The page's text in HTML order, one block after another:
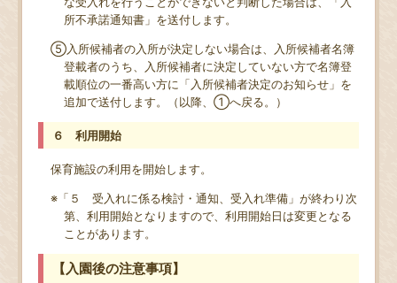
所不承諾通知書」を送付します。
⑤入所候補者の入所が決定しない場合は、入所候補者名簿
登載者のうち、入所候補者に決定していない方で名簿登
載順位の一番高い方に「入所候補者決定のお知らせ」を
追加で送付します。（以降、①へ戻る。）
６ 利用開始
保育施設の利用を開始します。
※「５ 受入れに係る検討・通知、受入れ準備」が終わり次
第、利用開始となりますので、利用開始日は変更となる
ことがあります。
【入園後の注意事項】